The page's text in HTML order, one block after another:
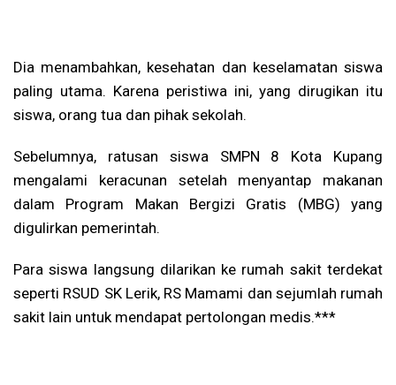
Dia menambahkan, kesehatan dan keselamatan siswa
paling utama. Karena peristiwa ini, yang dirugikan itu
siswa, orang tua dan pihak sekolah.
Sebelumnya, ratusan siswa SMPN 8 Kota Kupang
mengalami keracunan setelah menyantap makanan
dalam Program Makan Bergizi Gratis (MBG) yang
digulirkan pemerintah.
Para siswa langsung dilarikan ke rumah sakit terdekat
seperti RSUD SK Lerik, RS Mamami dan sejumlah rumah
sakit lain untuk mendapat pertolongan medis.***